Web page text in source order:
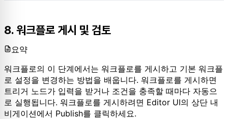
8. 워크플로 게시 및 검토
요약
워크플로의 이 단계에서는 워크플로를 게시하고 기본 워크플
로 설정을 변경하는 방법을 배웁니다. 워크플로를 게시하면
트리거 노드가 입력을 받거나 조건을 충족할 때마다 자동으
로 실행됩니다. 워크플로를 게시하려면 Editor UI의 상단 내
비게이션에서 Publish를 클릭하세요.